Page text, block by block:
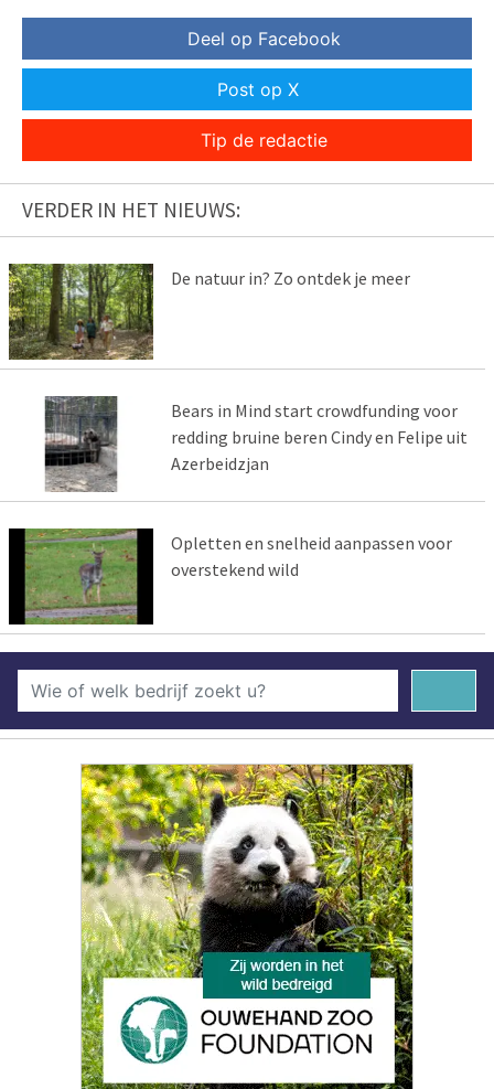
Deel op Facebook
Post op X
Tip de redactie
VERDER IN HET NIEUWS:
De natuur in? Zo ontdek je meer
Bears in Mind start crowdfunding voor
redding bruine beren Cindy en Felipe uit
Azerbeidzjan
Opletten en snelheid aanpassen voor
overstekend wild